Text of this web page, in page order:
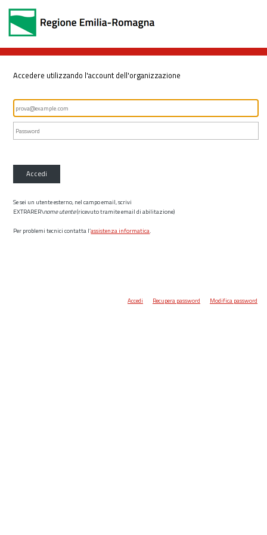
Accedere utilizzando l'account dell'organizzazione
Accedi
Se sei un utente esterno, nel campo email, scrivi
EXTRARER\nome utente(ricevuto tramite email di abilitazione)
Per problemi tecnici contatta l’assistenza informatica.
Accedi Recupera password Modifica password